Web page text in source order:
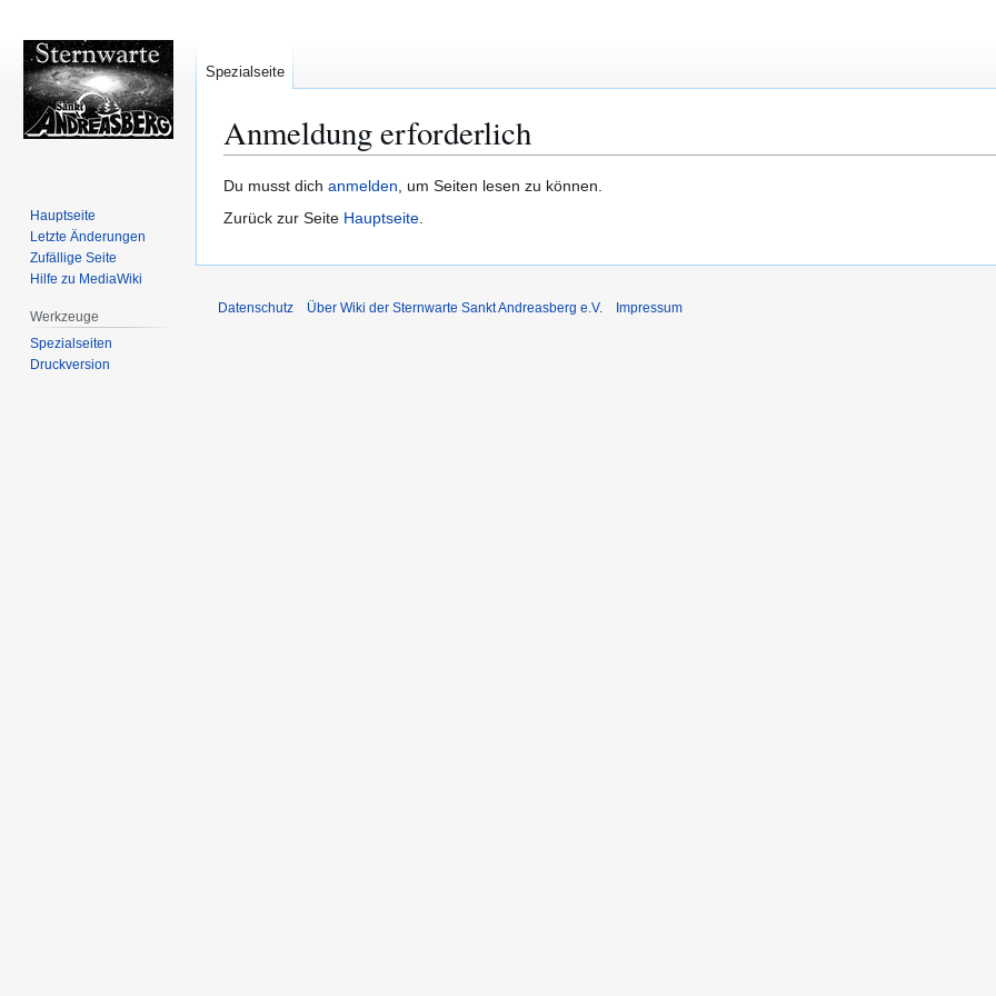
Anmeldung erforderlich
Zur
Navigation
Zur
Suche
Du musst dich anmelden, um Seiten lesen zu können.
Zurück zur Seite Hauptseite.
Spezialseite
Hauptseite
Letzte Änderungen
Zufällige Seite
Hilfe zu MediaWiki
Werkzeuge
Spezialseiten
Druckversion
Datenschutz Über Wiki der Sternwarte Sankt Andreasberg e.V. Impressum